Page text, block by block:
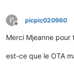
P
Offline
picpic020960
Merci Mjeanne pour
est-ce que le OTA